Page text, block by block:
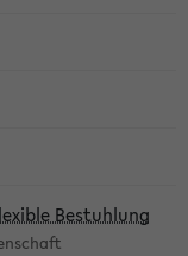
Bestuhlung